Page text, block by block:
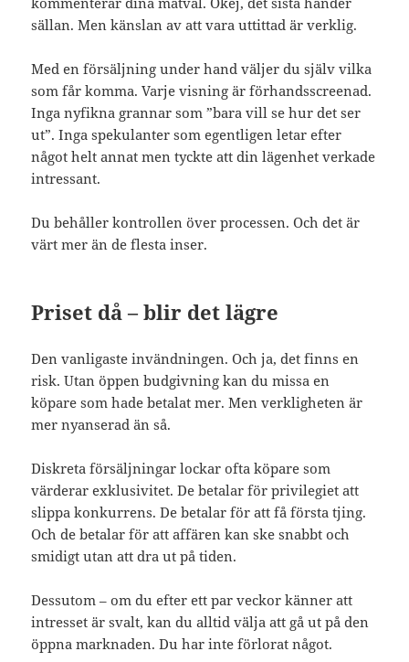
sällan. Men känslan av att vara uttittad är verklig.
Med en försäljning under hand väljer du själv vilka
som får komma. Varje visning är förhandsscreenad.
Inga nyfikna grannar som ”bara vill se hur det ser
ut”. Inga spekulanter som egentligen letar efter
något helt annat men tyckte att din lägenhet verkade
intressant.
Du behåller kontrollen över processen. Och det är
värt mer än de flesta inser.
Priset då – blir det lägre
Den vanligaste invändningen. Och ja, det finns en
risk. Utan öppen budgivning kan du missa en
köpare som hade betalat mer. Men verkligheten är
mer nyanserad än så.
Diskreta försäljningar lockar ofta köpare som
värderar exklusivitet. De betalar för privilegiet att
slippa konkurrens. De betalar för att få första tjing.
Och de betalar för att affären kan ske snabbt och
smidigt utan att dra ut på tiden.
Dessutom – om du efter ett par veckor känner att
intresset är svalt, kan du alltid välja att gå ut på den
öppna marknaden. Du har inte förlorat något.